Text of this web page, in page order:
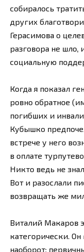
собиралось
других
Герасимова о
разговора не шло,
социальную
Когда я показал
ровно обратное
погибших и
Кубышко
встрече у него
в оплате
Никто ведь не
Вот и разослали
возвращать же
Виталий Макаров
категорически. Он
наоборот: